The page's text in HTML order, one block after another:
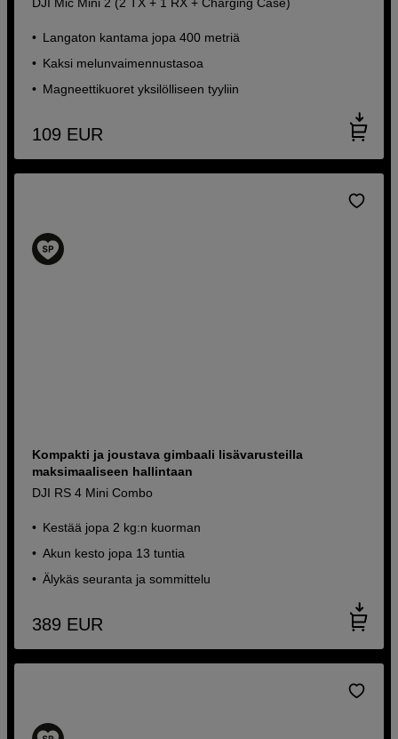
Langaton kantama jopa 400 metriä
Kaksi melunvaimennustasoa
Magneettikuoret yksilölliseen tyyliin
109 EUR
Kompakti ja joustava gimbaali lisävarusteilla
maksimaaliseen hallintaan
DJI RS 4 Mini Combo
Kestää jopa 2 kg:n kuorman
Akun kesto jopa 13 tuntia
Älykäs seuranta ja sommittelu
389 EUR